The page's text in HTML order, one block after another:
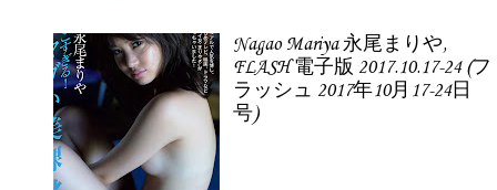
Nagao Mariya 永尾まりや,
FLASH 電子版 2017.10.17-24 (フ
ラッシュ 2017年10月17-24日
号)